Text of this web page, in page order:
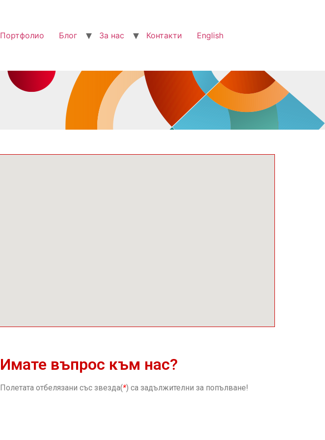
Портфолио Блог За нас Контакти English
Имате въпрос към нас?
Полетата отбелязани със звезда(*) са задължителни за попълване!